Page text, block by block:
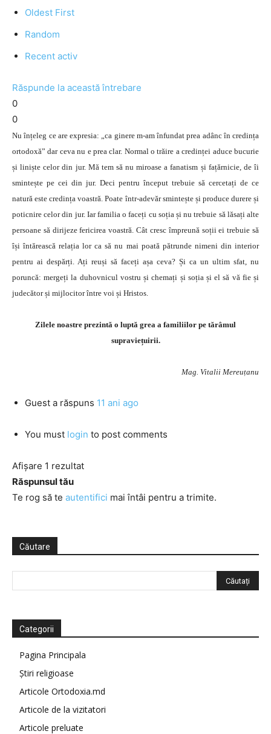
Oldest First
Random
Recent activ
Răspunde la această întrebare
0
0
Nu înțeleg ce are expresia: „ca ginere m-am înfundat prea adânc în credința
ortodoxă” dar ceva nu e prea clar. Normal o trăire a credinței aduce bucurie
și liniște celor din jur. Mă tem să nu miroase a fanatism și fațărnicie, de îi
smintește pe cei din jur. Deci pentru început trebuie să cercetați de ce
natură este credința voastră. Poate într-adevăr smintește și produce durere și
poticnire celor din jur. Iar familia o faceți cu soția și nu trebuie să lăsați alte
persoane să dirijeze fericirea voastră. Cât cresc împreună soții ei trebuie să
își întărească relația lor ca să nu mai poată pătrunde nimeni din interior
pentru ai despărți. Ați reuși să faceți așa ceva? Și ca un ultim sfat, nu
poruncă: mergeți la duhovnicul vostru și chemați și soția și el să vă fie și
judecător și mijlocitor între voi și Hristos.
Zilele noastre prezintă o luptă grea a familiilor pe tărâmul
supraviețuirii.
Mag. Vitalii Mereuțanu
Guest a răspuns 11 ani ago
You must login to post comments
Afișare 1 rezultat
Răspunsul tău
Te rog să te autentifici mai întâi pentru a trimite.
Căutare
Categorii
Pagina Principala
Știri religioase
Articole Ortodoxia.md
Articole de la vizitatori
Articole preluate